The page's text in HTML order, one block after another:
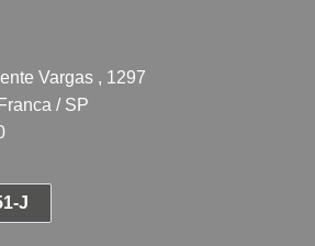
Vargas , 1297
/ SP
J